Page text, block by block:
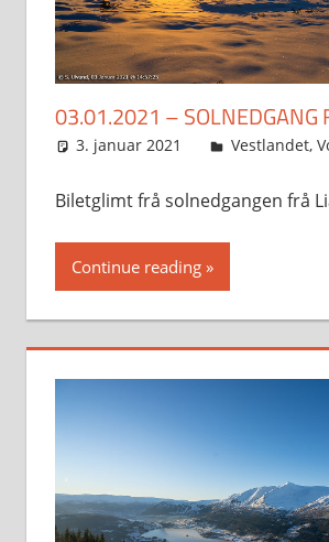
03.01.2021 – SOLNEDGANG
3. januar 2021 Svein
Vestlandet,
Biletglimt frå solnedgangen frå
Continue reading